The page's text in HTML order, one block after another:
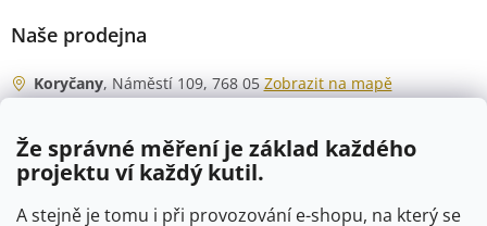
Že správné měření je základ každého
projektu ví každý kutil.
A stejně je tomu i při provozování e-shopu, na který se
Naše prodejna
Koryčany, Náměstí 109, 768 05 Zobrazit na mapě
Po - Čt
06:00 - 07:00
07:30 - 15:30
Pá
06:00 - 07:00